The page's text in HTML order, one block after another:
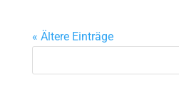
« Ältere Einträge